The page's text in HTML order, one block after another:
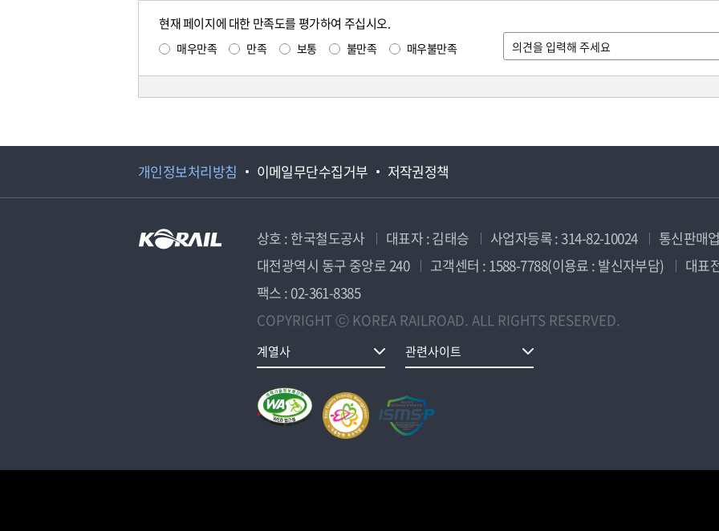
현재 페이지에 대한 만족도를 평가하여 주십시오.
매우만족 만족 보통 불만족 매우불만족
개인정보처리방침 이메일무단수집거부 저작권정책
상호 : 한국철도공사 대표자 : 김태승 사업자등록 : 314-82-10024
통신판매
대전광역시 동구 중앙로 240
고객센터 : 1588-7788(이용료 : 발신자부담)
대표
팩스 : 02-361-8385
COPYRIGHT ⓒ KOREA RAILROAD. ALL RIGHTS RESERVED.
계열사 관련사이트